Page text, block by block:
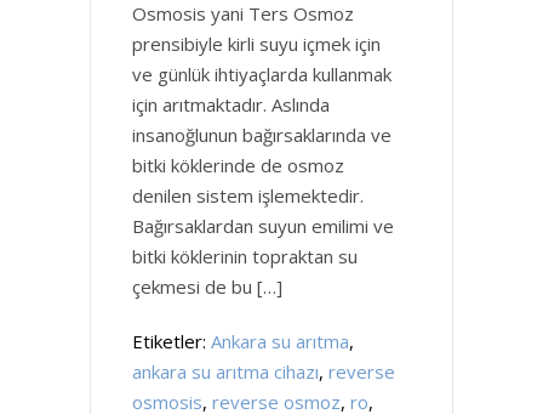
Osmosis yani Ters Osmoz
prensibiyle kirli suyu içmek için
ve günlük ihtiyaçlarda kullanmak
için arıtmaktadır. Aslında
insanoğlunun bağırsaklarında ve
bitki köklerinde de osmoz
denilen sistem işlemektedir.
Bağırsaklardan suyun emilimi ve
bitki köklerinin topraktan su
çekmesi de bu […]
Etiketler: Ankara su arıtma,
ankara su arıtma cihazı, reverse
osmosis, reverse osmoz, ro,